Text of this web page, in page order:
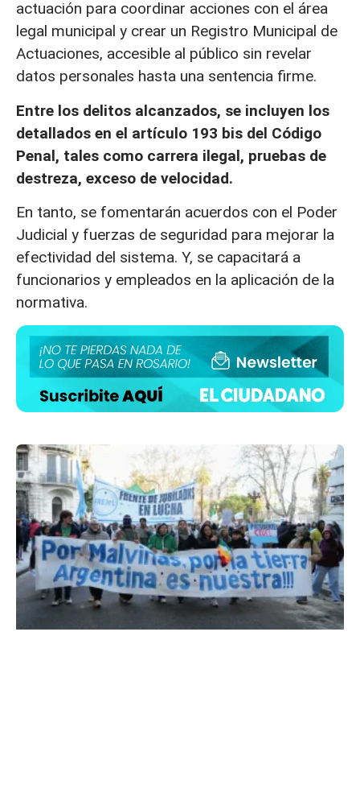
actuación para coordinar acciones con el área
legal municipal y crear un Registro Municipal de
Actuaciones, accesible al público sin revelar
datos personales hasta una sentencia firme.
Entre los delitos alcanzados, se incluyen los
detallados en el artículo 193 bis del Código
Penal, tales como carrera ilegal, pruebas de
destreza, exceso de velocidad.
En tanto, se fomentarán acuerdos con el Poder
Judicial y fuerzas de seguridad para mejorar la
efectividad del sistema. Y, se capacitará a
funcionarios y empleados en la aplicación de la
normativa.